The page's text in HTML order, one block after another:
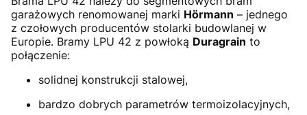
garażowych renomowanej marki Hörmann – jednego
z czołowych producentów stolarki budowlanej w
Europie. Bramy LPU 42 z powłoką Duragrain to
połączenie:
solidnej konstrukcji stalowej,
bardzo dobrych parametrów termoizolacyjnych,